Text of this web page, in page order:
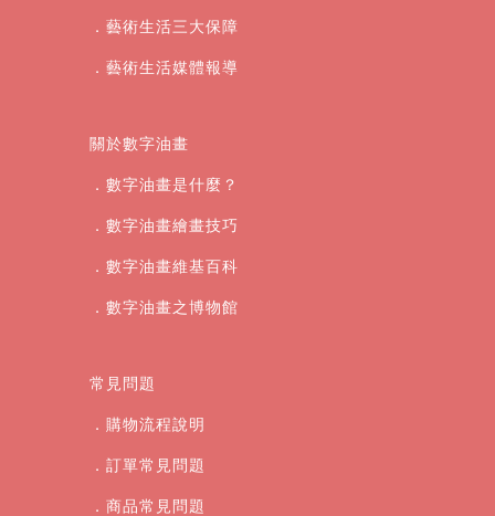
．藝術生活三大保障
．藝術生活媒體報導
關於數字油畫
．數字油畫是什麼？
．數字油畫繪畫技巧
．數字油畫維基百科
．數字油畫之博物館
常見問題
．購物流程說明
．訂單常見問題
．商品常見問題